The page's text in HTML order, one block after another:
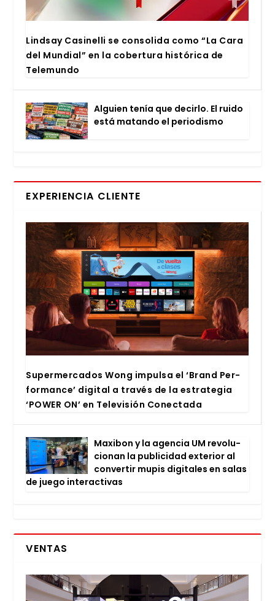
Lind­say Casi­ne­lli se con­so­li­da como “La Cara
del Mun­dial” en la cober­tu­ra his­tó­ri­ca de
Tele­mun­do
Alguien tenía que decir­lo. El rui­do
está matan­do el perio­dis­mo
EXPERIENCIA CLIENTE
Super­mer­ca­dos Wong impul­sa el ‘Brand Per­
for­man­ce’ digi­tal a tra­vés de la estra­te­gia
‘POWER ON’ en Tele­vi­sión Conec­ta­da
Maxi­bon y la agen­cia UM revo­lu­
cio­nan la publi­ci­dad exte­rior al
con­ver­tir mupis digi­ta­les en salas
de jue­go inter­ac­ti­vas
VENTAS